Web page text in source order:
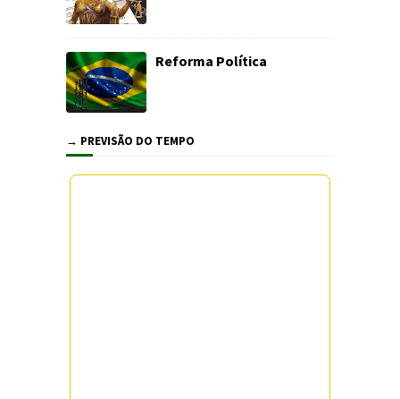
Reforma Política
→ PREVISÃO DO TEMPO